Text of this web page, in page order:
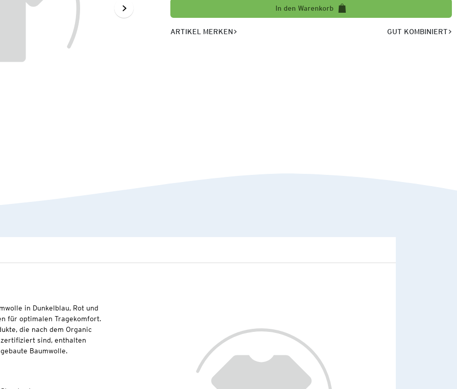
In den Warenkorb
ARTIKEL MERKEN GUT KOMBINIERT
in Dunkelblau, Rot und
für optimalen Tragekomfort.
die nach dem Organic
sind, enthalten
Baumwolle.